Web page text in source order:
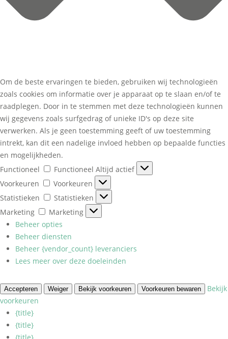
Om de beste ervaringen te bieden, gebruiken wij technologieën
zoals cookies om informatie over je apparaat op te slaan en/of te
raadplegen. Door in te stemmen met deze technologieën kunnen
wij gegevens zoals surfgedrag of unieke ID's op deze site
verwerken. Als je geen toestemming geeft of uw toestemming
intrekt, kan dit een nadelige invloed hebben op bepaalde functies
en mogelijkheden.
Functioneel
Functioneel Altijd actief
Voorkeuren
Voorkeuren
Statistieken
Statistieken
Marketing
Marketing
Beheer opties
Beheer diensten
Beheer {vendor_count} leveranciers
Lees meer over deze doeleinden
Accepteren Weiger Bekijk voorkeuren Voorkeuren bewaren
Bekijk
voorkeuren
{title}
{title}